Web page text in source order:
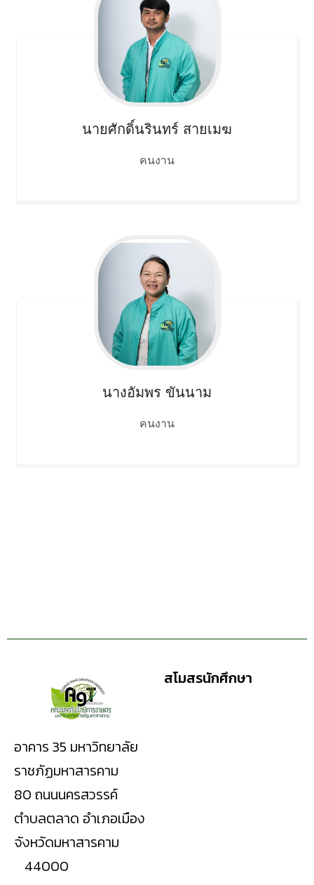
นายศักดิ์นรินทร์ สายเมฆ
คนงาน
นางอัมพร ขันนาม
คนงาน
อาคาร 35 มหาวิทยาลัย
ราชภัฏมหาสารคาม
80 ถนนนครสวรรค์
ตำบลตลาด อำเภอเมือง
จังหวัดมหาสารคาม
44000
สโมสรนักศึกษา